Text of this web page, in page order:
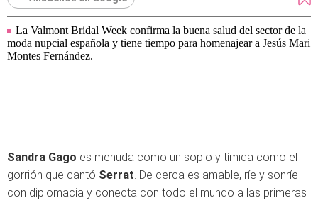
La Valmont Bridal Week confirma la buena salud del sector de la
moda nupcial española y tiene tiempo para homenajear a Jesús Mari
Montes Fernández.
Sandra Gago es menuda como un soplo y tímida como el
gorrión que cantó Serrat. De cerca es amable, ríe y sonríe
con diplomacia y conecta con todo el mundo a las primeras